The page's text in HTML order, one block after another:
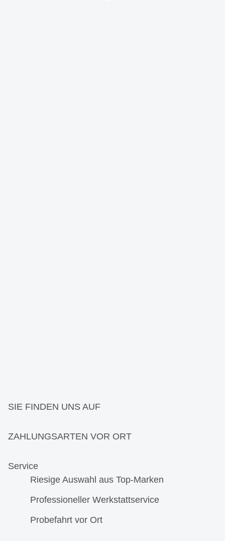
SIE FINDEN UNS AUF
ZAHLUNGSARTEN VOR ORT
Service
Riesige Auswahl aus Top-Marken
Professioneller Werkstattservice
Probefahrt vor Ort